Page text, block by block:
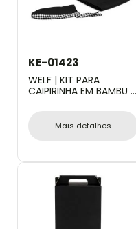
KE-01423
WELF | KIT PARA
CAIPIRINHA EM BAMBU /
Mais detalhes